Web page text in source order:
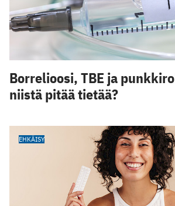
Borrelioosi, TBE ja
niistä pitää tietää?
EHKÄISY